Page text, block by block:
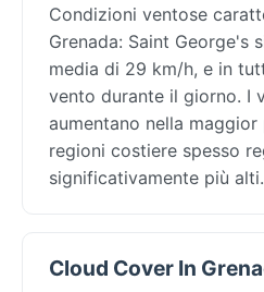
Condizioni ventose
Grenada: Saint George's
media di 29 km/h, e in
vento durante il giorno. I
aumentano nella
regioni costiere spesso
significativamente più alti.
Cloud Cover In